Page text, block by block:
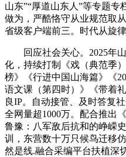
山东”“厚道山东人”等专题专
做为，严酷恪守从业规范取
省级客户端前三。时代从旋
回应社会关心。2025年山
化，持续打制《戏（典范季
榜》《行进中国山海篇》《
语文课（第四时）》《带着
良IP。自动接管、及时答复
全网量超1000万。配合推
鲁豫：八军敌后抗和的峥嵘
训，东营数十万只候鸟迁移
然是线.融合采编平台扶植深